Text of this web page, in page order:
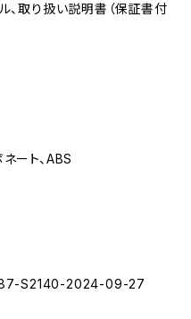
、取り扱い説明書（保証書付
ート、ABS
S2140-2024-09-27